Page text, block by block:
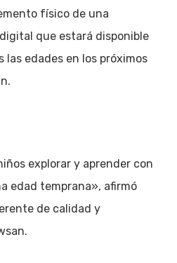
físico de una
que estará disponible
las edades en los próximos
explorar y aprender con
edad temprana», afirmó
de calidad y